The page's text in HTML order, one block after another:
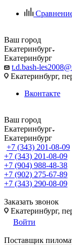
Ваш город
Екатеринбург
Екатеринбург
t.d.bash-
Екатеринбург,
Вконтакте
Ваш город
Екатеринбург
Екатеринбург
+7 (343) 201-08-09
+7 (343) 201-08-09
+7 (904) 988-48-38
+7 (902) 275-67-89
+7 (343) 290-08-09
Заказать звонок
Екатеринбург,
Войти
Поставщик